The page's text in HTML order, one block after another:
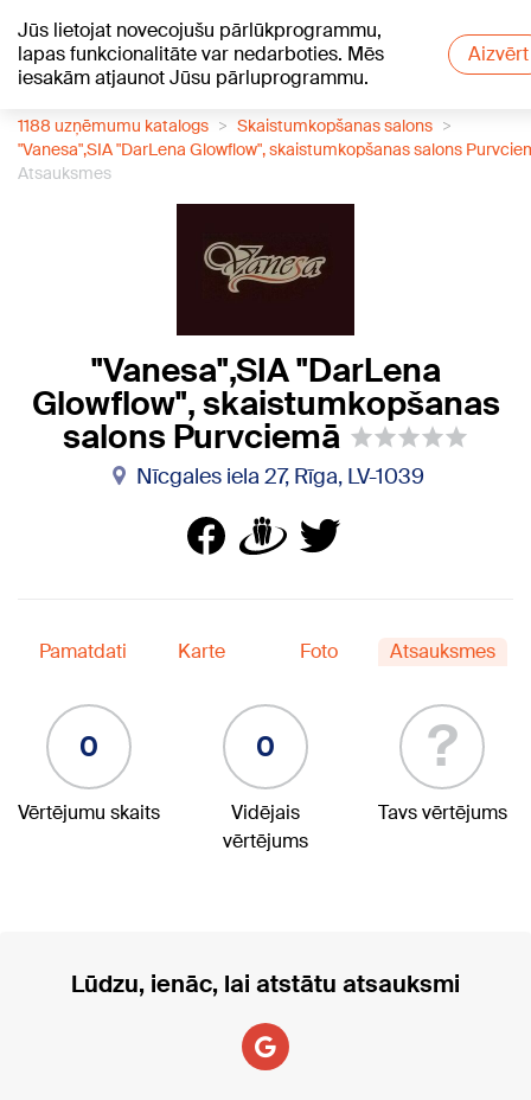
Jūs lietojat novecojušu pārlūkprogrammu,
lapas funkcionalitāte var nedarboties. Mēs
iesakām atjaunot Jūsu pārluprogrammu.
Aizvērt
+20°C
1188 uzņēmumu katalogs
Skaistumkopšanas salons
"Vanesa",SIA "DarLena Glowflow", skaistumkopšanas salons
Atsauksmes
"Vanesa",SIA "DarLena
Glowflow", skaistumkopšanas
salons Purvciemā
Nīcgales iela 27, Rīga, LV-1039
Pamatdati Karte Foto Atsauksmes
0
Vērtējumu skaits
0
Vidējais
vērtējums
?
Tavs vērtējums
Lūdzu, ienāc, lai atstātu atsauksmi